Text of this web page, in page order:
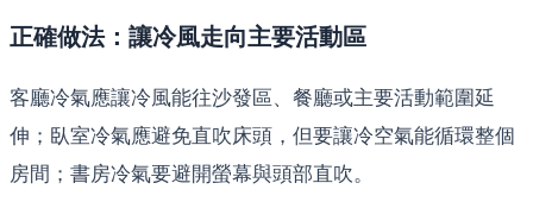
正確做法：讓冷風走向主要活動區
客廳冷氣應讓冷風能往沙發區、餐廳或主要活動範圍延
伸；臥室冷氣應避免直吹床頭，但要讓冷空氣能循環整個
房間；書房冷氣要避開螢幕與頭部直吹。